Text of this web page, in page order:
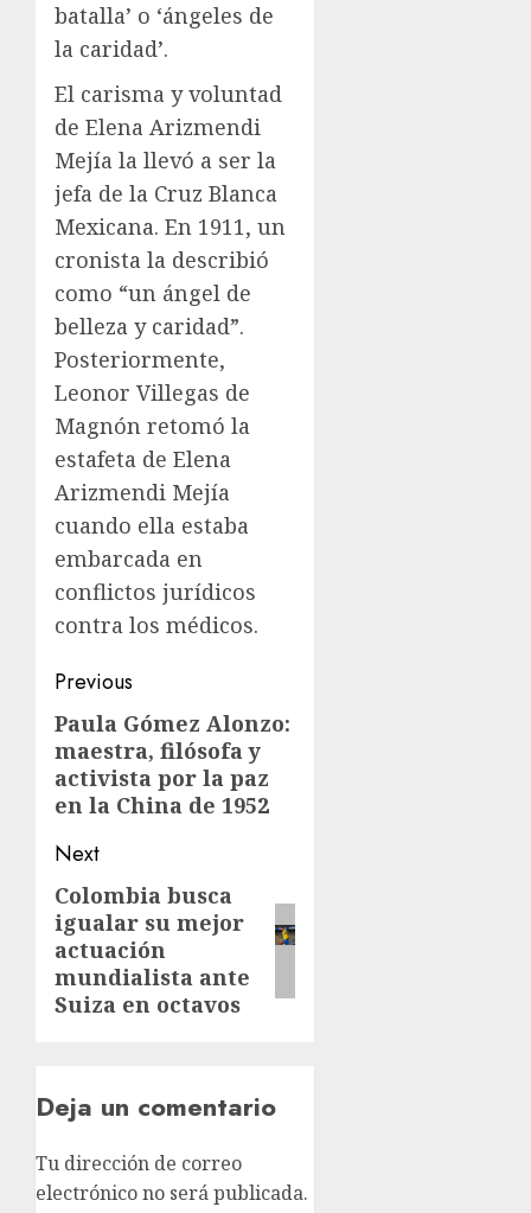
batalla’ o ‘ángeles de
la caridad’.
El carisma y voluntad
de Elena Arizmendi
Mejía la llevó a ser la
jefa de la Cruz Blanca
Mexicana. En 1911, un
cronista la describió
como “un ángel de
belleza y caridad”.
Posteriormente,
Leonor Villegas de
Magnón retomó la
estafeta de Elena
Arizmendi Mejía
cuando ella estaba
embarcada en
conflictos jurídicos
contra los médicos.
Previous
Paula Gómez Alonzo:
maestra, filósofa y
activista por la paz
en la China de 1952
Next
Colombia busca
igualar su mejor
actuación
mundialista ante
Suiza en octavos
Deja un comentario
Tu dirección de correo
electrónico no será publicada.